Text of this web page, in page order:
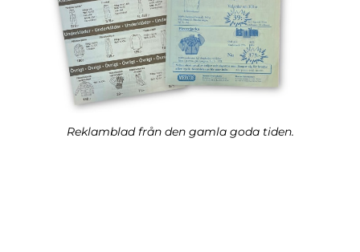
Reklamblad från den gamla goda tiden.